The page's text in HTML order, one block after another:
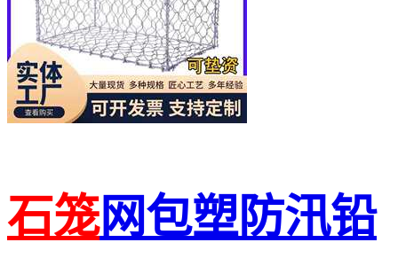
石笼网包塑防汛铅